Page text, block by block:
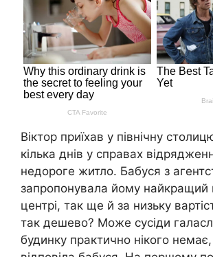
Віктор приїхав у північну
кілька днів у справах
недороге житло. Бабуся з
запропонувала йому найкращий
центрі, так ще й за низьку
так дешево? Може сусіди
будинку практично нікого